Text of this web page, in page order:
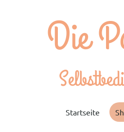
Die
Startseite